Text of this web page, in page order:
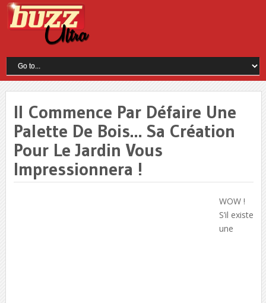
Il Commence Par Défaire Une
Palette De Bois… Sa Création
Pour Le Jardin Vous
Impressionnera !
WOW !
S’il existe
une